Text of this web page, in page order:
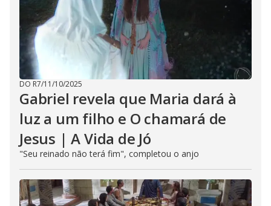
DO R7/11/10/2025
Gabriel revela que Maria dará à
luz a um filho e O chamará de
Jesus | A Vida de Jó
"Seu reinado não terá fim", completou o anjo